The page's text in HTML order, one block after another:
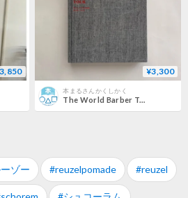
¥3,300
本まるさんかくしかく
ゾー #reuzelpomade #reuzel